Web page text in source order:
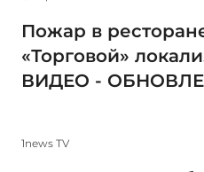
Пожар в
«Торговой»
ВИДЕО -
1news TV